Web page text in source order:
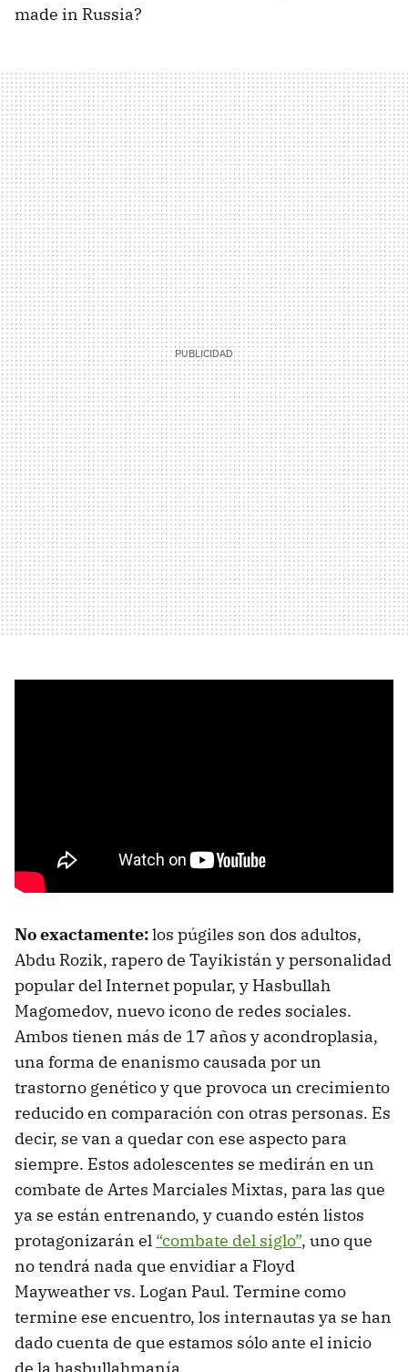
made in Russia?
No exactamente:los púgiles son dos adultos,
Abdu Rozik, rapero de Tayikistán y personalidad
popular del Internet popular, y Hasbullah
Magomedov, nuevo icono de redes sociales.
Ambos tienen más de 17 años y acondroplasia,
una forma de enanismo causada por un
trastorno genético y que provoca un crecimiento
reducido en comparación con otras personas. Es
decir, se van a quedar con ese aspecto para
siempre. Estos adolescentes se medirán en un
combate de Artes Marciales Mixtas, para las que
ya se están entrenando, y cuando estén listos
protagonizarán el “combate del siglo”, uno que
no tendrá nada que envidiar a Floyd
Mayweather vs. Logan Paul. Termine como
termine ese encuentro, los internautas ya se han
dado cuenta de que estamos sólo ante el inicio
de la hasbullahmanía.